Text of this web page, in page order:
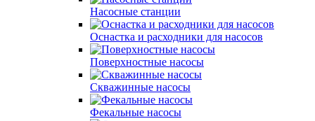
Насосные станции
Оснастка и расходники для насосов
Поверхностные насосы
Скважинные насосы
Фекальные насосы